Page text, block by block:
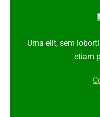
Urna elit, sem
etiam